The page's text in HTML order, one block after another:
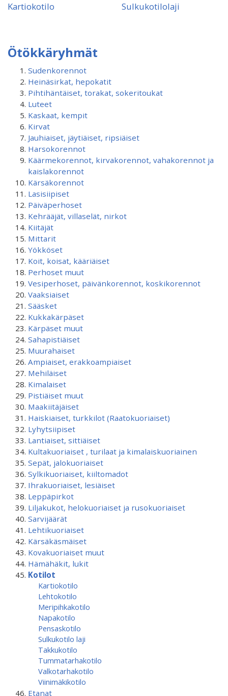
Kartiokotilo Sulkukotilolaji
Ötökkäryhmät
Sudenkorennot
Heinäsirkat, hepokatit
Pihtihäntäiset, torakat, sokeritoukat
Luteet
Kaskaat, kempit
Kirvat
Jauhiaiset, jäytiäiset, ripsiäiset
Harsokorennot
Käärmekorennot, kirvakorennot, vahakorennot ja
kaislakorennot
Kärsäkorennot
Lasisiipiset
Päiväperhoset
Kehrääjät, villaselät, nirkot
Kiitäjät
Mittarit
Yökköset
Koit, koisat, kääriäiset
Perhoset muut
Vesiperhoset, päivänkorennot, koskikorennot
Vaaksiaiset
Sääsket
Kukkakärpäset
Kärpäset muut
Sahapistiäiset
Muurahaiset
Ampiaiset, erakkoampiaiset
Mehiläiset
Kimalaiset
Pistiäiset muut
Maakiitäjäiset
Haiskiaiset, turkkilot (Raatokuoriaiset)
Lyhytsiipiset
Lantiaiset, sittiäiset
Kultakuoriaiset , turilaat ja kimalaiskuoriainen
Sepät, jalokuoriaiset
Sylkikuoriaiset, kiiltomadot
Ihrakuoriaiset, lesiäiset
Leppäpirkot
Liljakukot, helokuoriaiset ja rusokuoriaiset
Sarvijäärät
Lehtikuoriaiset
Kärsäkäsmäiset
Kovakuoriaiset muut
Hämähäkit, lukit
Kotilot
Kartiokotilo
Lehtokotilo
Meripihkakotilo
Napakotilo
Pensaskotilo
Sulkukotilo laji
Takkukotilo
Tummatarhakotilo
Valkotarhakotilo
Viinimäkikotilo
Etanat